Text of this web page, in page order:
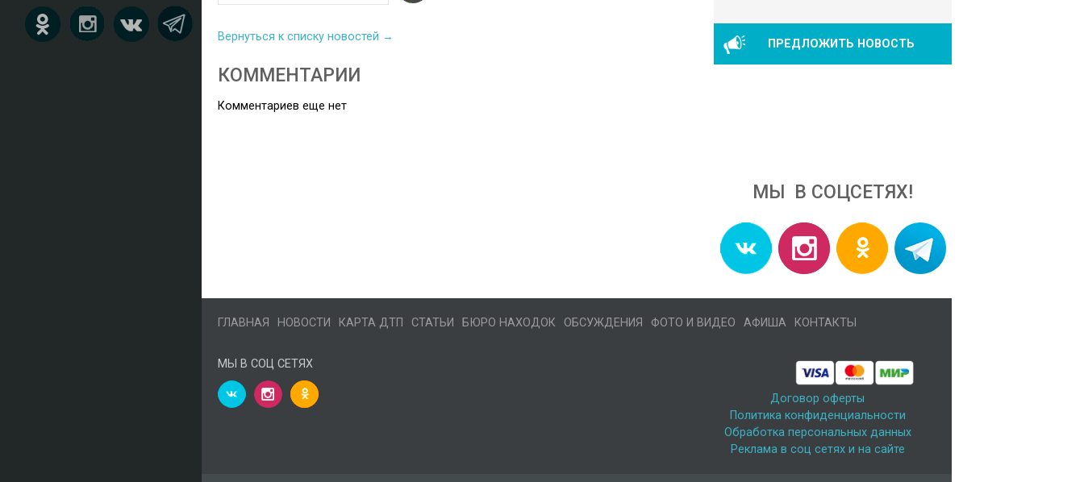
Вернуться к списку новостей →
КОММЕНТАРИИ
Комментариев еще нет
ПРЕДЛОЖИТЬ НОВОСТЬ
МЫ В СОЦСЕТЯХ!
ГЛАВНАЯ НОВОСТИ КАРТА ДТП СТАТЬИ БЮРО НАХОДОК ОБСУЖДЕНИЯ ФОТО И ВИДЕО АФИША КОНТАКТЫ
МЫ В СОЦ СЕТЯХ
Договор оферты
Политика конфиденциальности
Обработка персональных данных
Реклама в соц сетях и на сайте